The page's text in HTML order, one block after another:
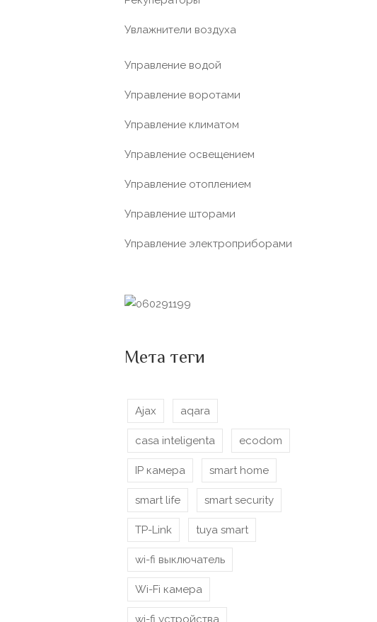
Увлажнители воздуха
Управление водой
Управление воротами
Управление климатом
Управление освещением
Управление отоплением
Управление шторами
Управление электроприборами
Мета теги
Ajax aqara
casa inteligenta ecodom
IP камера smart home
smart life smart security
TP-Link tuya smart
wi-fi выключатель
Wi-Fi камера
wi-fi устройства